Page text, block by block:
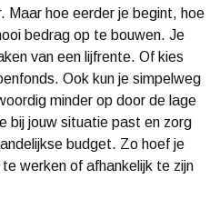
Maar hoe eerder je begint, hoe
bedrag op te bouwen. Je
van een lijfrente. Of kies
Ook kun je simpelweg
minder op door de lage
bij jouw situatie past en zorg
budget. Zo hoef je
werken of afhankelijk te zijn